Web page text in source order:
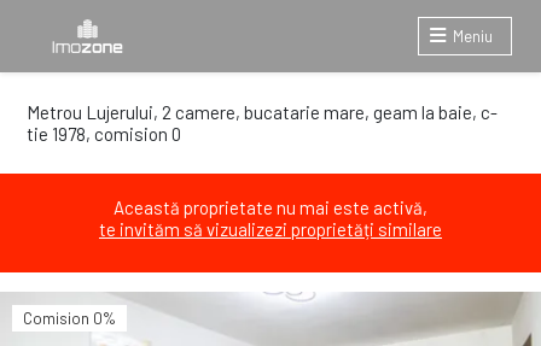
Meniu
Metrou Lujerului, 2 camere, bucatarie mare, geam la baie, c-
tie 1978, comision 0
Această proprietate nu mai este activă,
te invităm să vizualizezi proprietăți similare
Comision 0%